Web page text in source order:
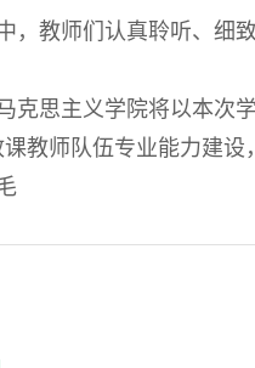
，教师们认真聆听、细
克思主义学院将以本次
教师队伍专业能力建设